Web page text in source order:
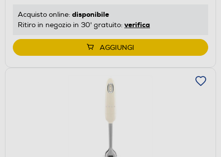
Acquisto online: disponibile
Ritiro in negozio in 30' gratuito: verifica
AGGIUNGI